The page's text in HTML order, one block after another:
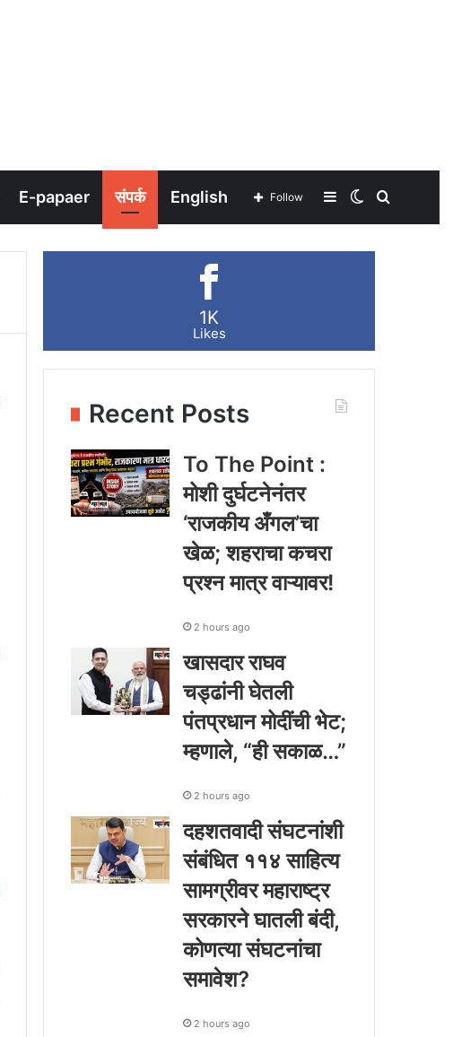
E-papaer संपर्क English Switch
skin
Sidebar
Follow
1K
Likes
Recent Posts
To The Point :
मोशी दुर्घटनेनंतर
‘राजकीय अँगल’चा
खेळ; शहराचा कचरा
प्रश्न मात्र वाऱ्यावर!
2 hours ago
खासदार राघव
चड्ढांनी घेतली
पंतप्रधान मोदींची भेट;
म्हणाले, “ही सकाळ…”
2 hours ago
दहशतवादी संघटनांशी
संबंधित ११४ साहित्य
सामग्रीवर महाराष्ट्र
सरकारने घातली बंदी,
कोणत्या संघटनांचा
समावेश?
2 hours ago